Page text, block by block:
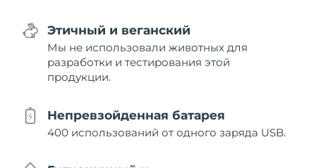
Этичный и веганский
Мы не использовали животных для
разработки и тестирования этой
продукции.
Непревзойденная батарея
400 использований от одного заряда USB.